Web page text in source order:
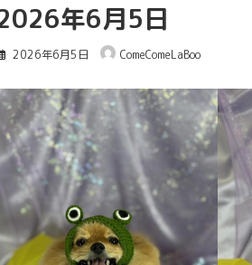
年6月5日
2026年6月5日 ComeComeLaBoo